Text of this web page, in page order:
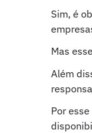
Sim, é
Mas
Além
Por